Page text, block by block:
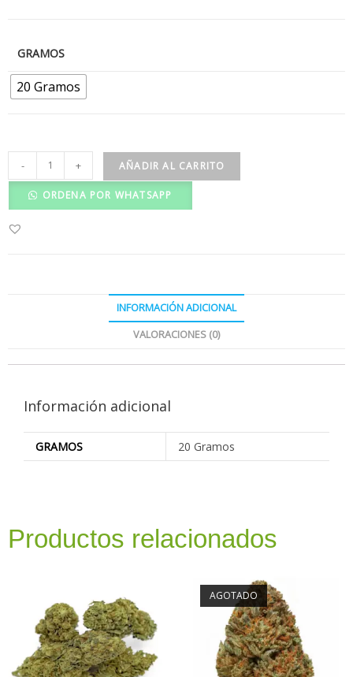
GRAMOS
20 Gramos
- + AÑADIR AL CARRITO
ORDENA POR WHATSAPP
INFORMACIÓN ADICIONAL
VALORACIONES (0)
Información adicional
GRAMOS 20 Gramos
Productos relacionados
AGOTADO